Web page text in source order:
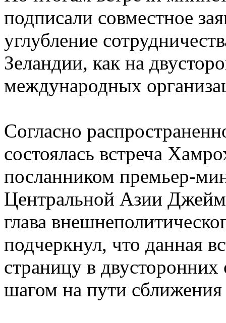
подписали совместное
углубление
Зеландии, как на
международных
Согласно
состоялась встреча
посланником премьер-
Центральной Азии
глава
подчеркнул, что данная
страницу в
шагом на пути